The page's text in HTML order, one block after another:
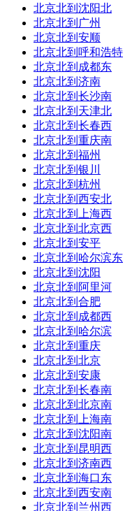
耗时：03:59总里程：
订票平台：
9直达：
车次/车型：快速
发车站： 始 上海
到达站：过南京
耗时：03:56总里程：
订票平台：
10直达：
车次/车型：普快
发车站：始上海
到达站： 过南京
耗时：02:24总里程：
订票平台：
北京北到沈阳北
北京北到广州
北京北到安顺
北京北到呼和浩特
北京北到成都东
北京北到济南
北京北到长沙南
北京北到天津北
北京北到长春西
北京北到重庆南
北京北到福州
北京北到银川
北京北到杭州
北京北到西安北
北京北到上海西
北京北到北京西
北京北到安平
北京北到哈尔滨东
北京北到沈阳
北京北到阿里河
北京北到合肥
北京北到成都西
北京北到哈尔滨
北京北到重庆
北京北到北京
北京北到安康
北京北到长春南
北京北到北京南
北京北到上海南
北京北到沈阳南
北京北到昆明西
北京北到济南西
北京北到海口东
北京北到西安南
北京北到兰州西